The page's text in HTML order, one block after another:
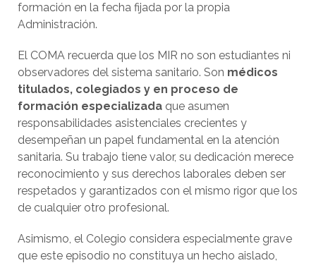
formación en la fecha fijada por la propia
Administración.
El COMA recuerda que los MIR no son estudiantes ni
observadores del sistema sanitario. Son médicos
titulados, colegiados y en proceso de
formación especializada que asumen
responsabilidades asistenciales crecientes y
desempeñan un papel fundamental en la atención
sanitaria. Su trabajo tiene valor, su dedicación merece
reconocimiento y sus derechos laborales deben ser
respetados y garantizados con el mismo rigor que los
de cualquier otro profesional.
Asimismo, el Colegio considera especialmente grave
que este episodio no constituya un hecho aislado,